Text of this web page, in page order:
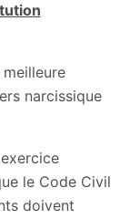
narcissique
le Code Civil
doivent